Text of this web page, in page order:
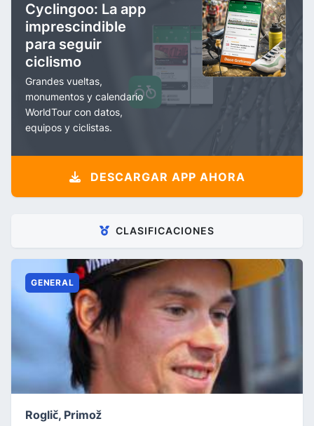
Cyclingoo: La app
imprescindible
para seguir
ciclismo
Grandes vueltas,
monumentos y calendario
WorldTour con datos,
equipos y ciclistas.
DESCARGAR APP AHORA
CLASIFICACIONES
GENERAL
Roglič, Primož